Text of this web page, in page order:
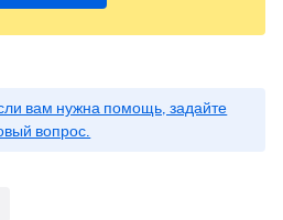
вам нужна помощь, задайте
вопрос.